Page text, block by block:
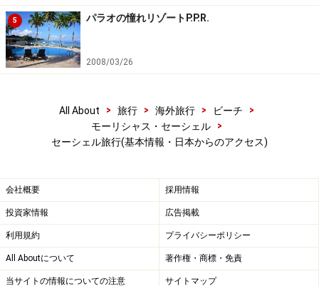
交通の便があまりよくなく、ラディーグ島は現在フェリーで
のみのアプローチ
してバード・アイランドやノース・アイランド、ショ
ブ・スーリ、デニス・アイランドといった、いくつかの
豪華な1島1リゾートが、ツーリストが比較的訪れやすい
1島1リゾートはヘリコプターやフライトなどで訪れるこ
とになり、ラディーグ島も現在フェリーでしかアプロー
チできず、旅のスケジュールは余裕をもって組みたいと
ころです。
5 パラオの憧れリゾートP.P.R.
2008/03/26
All About > 旅行 > 海外旅行 > ビーチ
>
モーリシャス・セーシェル
>
セーシェル旅行(基本情報・日本からのアクセス)
会社概要 採用情報
投資家情報 広告掲載
利用規約 プライバシーポリシー
All Aboutについて 著作権・商標・免責
当サイトの情報についての注意 サイトマップ